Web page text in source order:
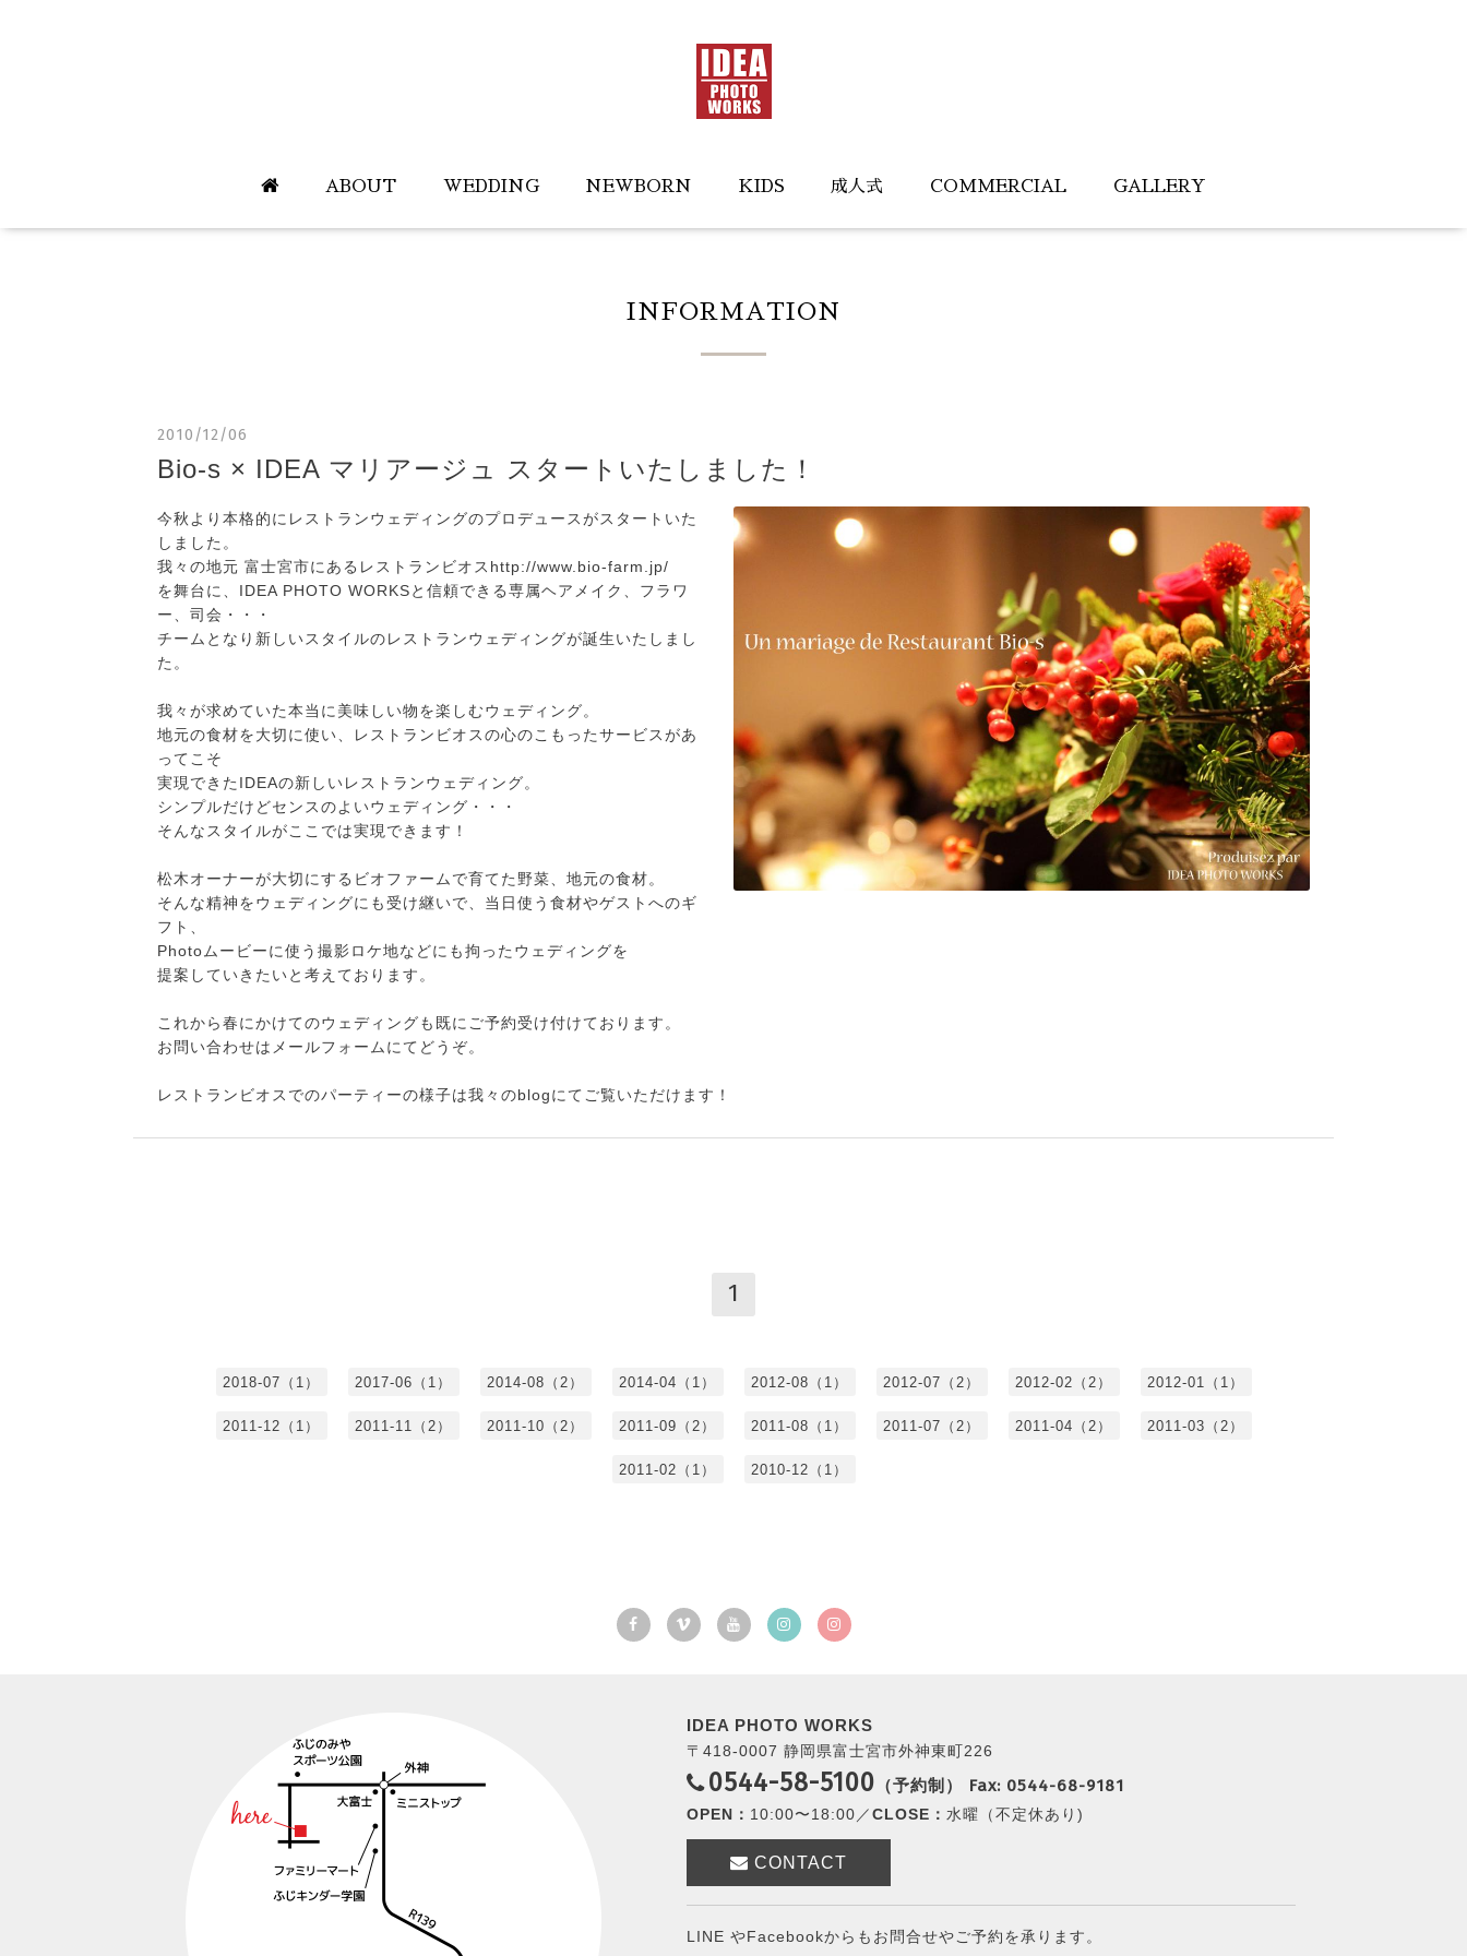
ABOUT WEDDING NEWBORN KIDS 成人式 COMMERCIAL GALLERY
INFORMATION
2010/12/06
Bio-s × IDEA マリアージュ スタートいたしました！
今秋より本格的にレストランウェディングのプロデュースがスタートいた
しました。
我々の地元 富士宮市にあるレストランビオス http://www.bio-farm.jp/
を舞台に、IDEA PHOTO WORKSと信頼できる専属ヘアメイク、フラワ
ー、司会・・・
チームとなり新しいスタイルのレストランウェディングが誕生いたしまし
た。
我々が求めていた本当に美味しい物を楽しむウェディング。
地元の食材を大切に使い、レストランビオスの心のこもったサービスがあ
ってこそ
実現できたIDEAの新しいレストランウェディング。
シンプルだけどセンスのよいウェディング・・・
そんなスタイルがここでは実現できます！
松木オーナーが大切にするビオファームで育てた野菜、地元の食材。
そんな精神をウェディングにも受け継いで、当日使う食材やゲストへのギ
フト、
Photoムービーに使う撮影ロケ地などにも拘ったウェディングを
提案していきたいと考えております。
これから春にかけてのウェディングも既にご予約受け付けております。
お問い合わせはメールフォームにてどうぞ。
レストランビオスでのパーティーの様子は我々のblogにてご覧いただけます！
1
2018-07（1） 2017-06（1） 2014-08（2） 2014-04（1） 2012-08（1） 2012-07（2） 2012-02（2） 2012-01（1）
2011-12（1） 2011-11（2） 2011-10（2） 2011-09（2） 2011-08（1） 2011-07（2） 2011-04（2） 2011-03（2）
2011-02（1） 2010-12（1）
IDEA PHOTO WORKS
〒418-0007 静岡県富士宮市外神東町226
0544-58-5100 （予約制） Fax: 0544-68-9181
OPEN： 10:00〜18:00／CLOSE：水曜（不定休あり)
CONTACT
LINE やFacebookからもお問合せやご予約を承ります。